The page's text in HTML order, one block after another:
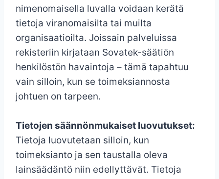
nimenomaisella luvalla voidaan kerätä
tietoja viranomaisilta tai muilta
organisaatioilta. Joissain palveluissa
rekisteriin kirjataan Sovatek-säätiön
henkilöstön havaintoja – tämä tapahtuu
vain silloin, kun se toimeksiannosta
johtuen on tarpeen.
Tietojen säännönmukaiset luovutukset:
Tietoja luovutetaan silloin, kun
toimeksianto ja sen taustalla oleva
lainsäädäntö niin edellyttävät. Tietoja